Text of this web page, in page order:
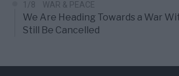
1/8 WAR & PEACE
We Are Heading Towards a War
Still Be Cancelled